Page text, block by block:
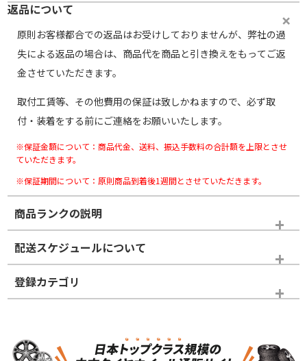
返品について
原則お客様都合での返品はお受けしておりませんが、弊社の過
失による返品の場合は、商品代を商品と引き換えをもってご返
金させていただきます。
取付工賃等、その他費用の保証は致しかねますので、必ず取
付・装着をする前にご連絡をお願いいたします。
※保証金額について：商品代金、送料、振込手数料の合計額を上限とさせ
ていただきます。
※保証期間について：原則商品到着後1週間とさせていただきます。
商品ランクの説明
※商品ランクは出品者の主観により判断しておりますので、あら
かじめご了承ください。
ホイールランク
配送スケジュールについて
登録カテゴリ
スタッドレスタイヤホイールセット